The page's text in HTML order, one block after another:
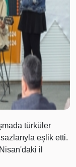
türküler
eşlik etti.
il